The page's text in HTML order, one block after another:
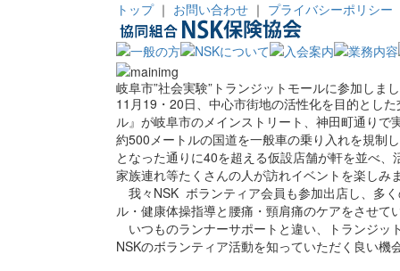
トップ｜ お問い合わせ ｜ プライバシーポリシー
岐阜市”社会実験”トランジットモールに参加しま
11月19・20日、中心市街地の活性化を目的とし
ル』が岐阜市のメインストリート、神田町通りで
約500メートルの国道を一般車の乗り入れを規制
となった通りに40を超える仮設店舗が軒を並べ
家族連れ等たくさんの人が訪れイベントを楽しみ
我々NSK ボランティア会員も参加出店し、多
ル・健康体操指導と腰痛・頸肩痛のケアをさせて
いつものランナーサポートと違い、トランジッ
NSKのボランティア活動を知っていただく良い機